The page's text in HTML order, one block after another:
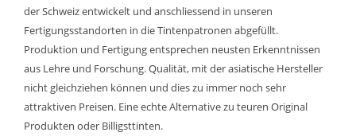
der Schweiz entwickelt und anschliessend in unseren
Fertigungsstandorten in die Tintenpatronen abgefüllt.
Produktion und Fertigung entsprechen neusten Erkenntnissen
aus Lehre und Forschung. Qualität, mit der asiatische Hersteller
nicht gleichziehen können und dies zu immer noch sehr
attraktiven Preisen. Eine echte Alternative zu teuren Original
Produkten oder Billigsttinten.